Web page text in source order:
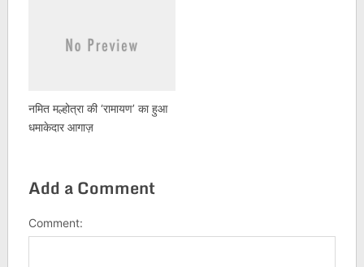
नमित मल्होत्रा की ‘रामायण’ का हुआ
धमाकेदार आगाज़
Add a Comment
Comment: